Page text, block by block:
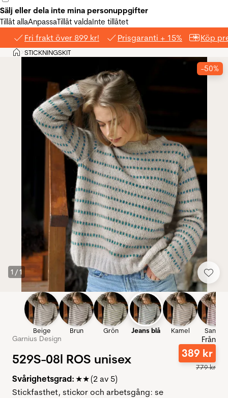
Sälj eller dela inte mina personuppgifter
Tillåt allaAnpassaTillåt valdaInte tillåtet
Fri frakt över 899 kr! Prisgaranti + 15% Köp
Hem
>STICKNINGSKIT
1 /1
-50%
Beige Brun Grön Jeans blå Kamel Sandig
Garnius Design
529S-08l ROS unisex
Från
389 kr
779kr
Svårighetsgrad: ★★ (2 av 5)
Stickfasthet, stickor och arbetsgång: se